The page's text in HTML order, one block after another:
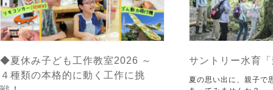
◆夏休み子ども工作教室2026 ～
４種類の本格的に動く工作に挑
サントリー水育
夏の思い出に、親子で